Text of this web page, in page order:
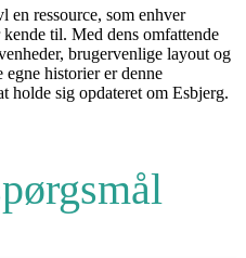
en ressource, som enhver
til. Med dens omfattende
brugervenlige layout og
historier er denne
holde sig opdateret om Esbjerg.